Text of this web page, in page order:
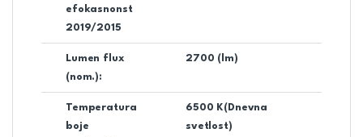
efokasnonst
2019/2015
Lumen flux
(nom.):
2700 (lm)
Temperatura
boje
6500 K(Dnevna
svetlost)